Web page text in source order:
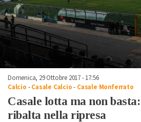
Domenica, 29 Ottobre 2017 - 17:56
Calcio -Casale Calcio- Casale Monferrato
Casale lotta ma non
ribalta nella ripresa